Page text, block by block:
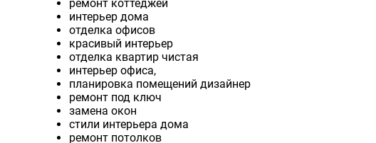
ремонт коттеджей
интерьер дома
отделка офисов
красивый интерьер
отделка квартир чистая
интерьер офиса,
планировка помещений дизайнер
ремонт под ключ
замена окон
стили интерьера дома
ремонт потолков